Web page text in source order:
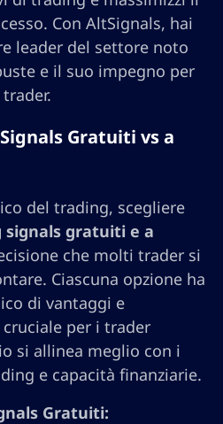
Con AltSignals, hai
leader del settore noto
e il suo impegno per
Gratuiti vs a
del trading, scegliere
gratuiti e a
che molti trader si
Ciascuna opzione ha
di vantaggi e
per i trader
si allinea meglio con i
e capacità finanziarie.
Gratuiti: